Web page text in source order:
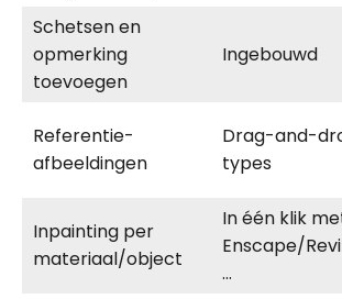
Schetsen en
opmerking
toevoegen
Ingebouwd
Referentie-
afbeeldingen
Drag-and-
types
Inpainting per
materiaal/object
In één klik
Enscape/
…